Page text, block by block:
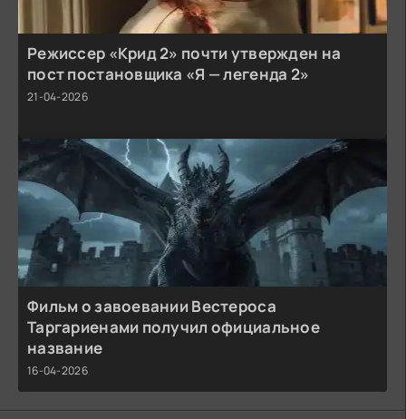
Режиссер «Крид 2» почти утвержден на
пост постановщика «Я — легенда 2»
21-04-2026
Фильм о завоевании Вестероса
Таргариенами получил официальное
название
16-04-2026